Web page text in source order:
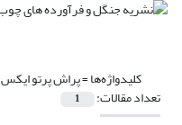
کلیدواژه‌ها =پراش پرتو ایکس
تعداد مقالات: 1